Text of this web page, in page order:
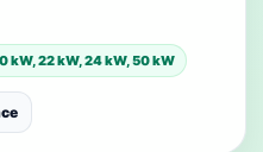
kW, 22 kW, 24 kW, 50 kW